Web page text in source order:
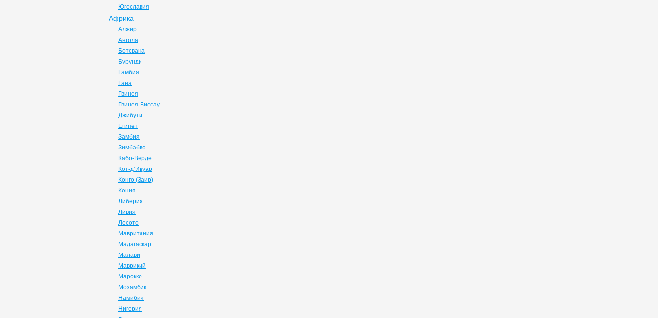
Югославия
Африка
Алжир
Ангола
Ботсвана
Бурунди
Гамбия
Гана
Гвинея
Гвинея-Биссау
Джибути
Египет
Замбия
Зимбабве
Кабо-Верде
Кот-д’Ивуар
Конго (Заир)
Кения
Либерия
Ливия
Лесото
Мавритания
Мадагаскар
Малави
Маврикий
Марокко
Мозамбик
Намибия
Нигерия